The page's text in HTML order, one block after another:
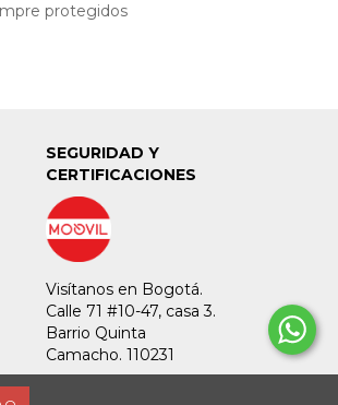
protegidos
SEGURIDAD Y
CERTIFICACIONES
Visítanos en Bogotá.
Calle 71 #10-47, casa 3.
Barrio Quinta
Camacho. 110231